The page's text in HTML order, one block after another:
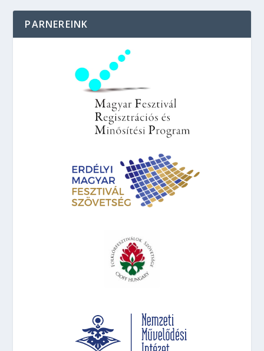
PARNEREINK